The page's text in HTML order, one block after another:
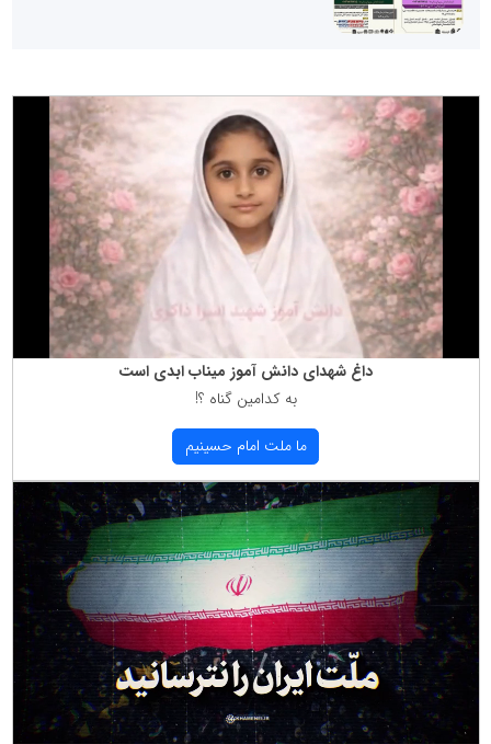
داغ شهدای دانش آموز میناب ابدی است
به كدامین گناه ؟!
ما ملت امام حسینیم